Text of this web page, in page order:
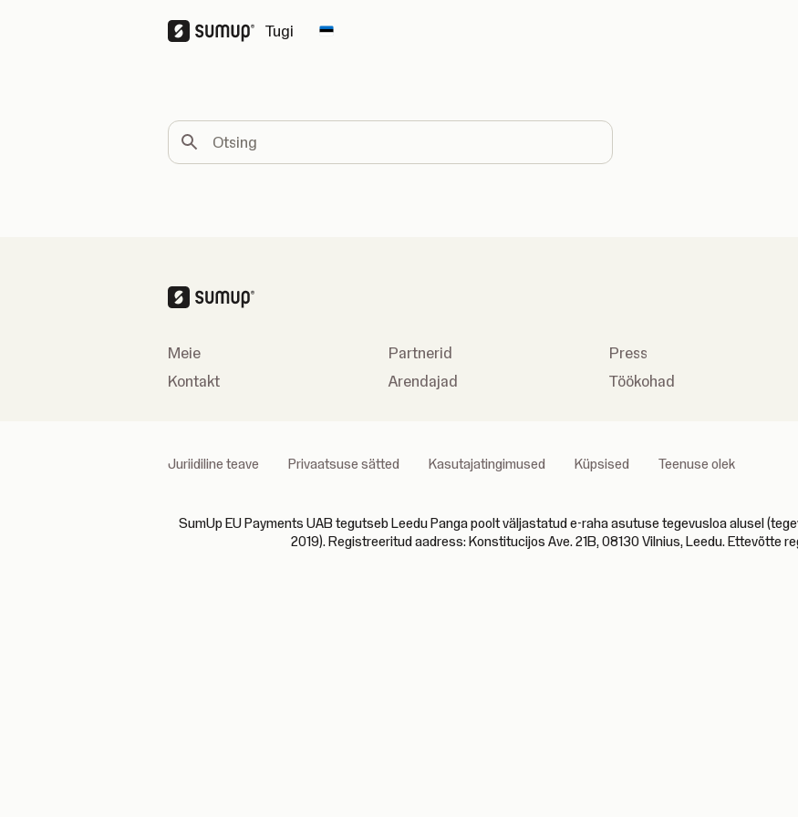
Tugi
Otsing
Meie
Kontakt
Partnerid
Arendajad
Press
Töökohad
Juriidiline teave Privaatsuse sätted Kasutajatingimused Küpsised Teenuse olek
SumUp EU Payments UAB tegutseb Leedu Panga poolt väljastatud e-raha asutuse tegevusloa alusel
2019). Registreeritud aadress: Konstitucijos Ave. 21B, 08130 Vilnius, Leedu. Ettevõtte